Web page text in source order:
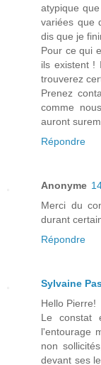
atypique
variées que
dis que je
Pour ce qui
ils existent !
trouverez
Prenez
comme
auront
Répondre
Anonyme
Merci du
durant
Répondre
Sylvaine
Hello Pierre!
Le constat
l'entourage
non
devant ses